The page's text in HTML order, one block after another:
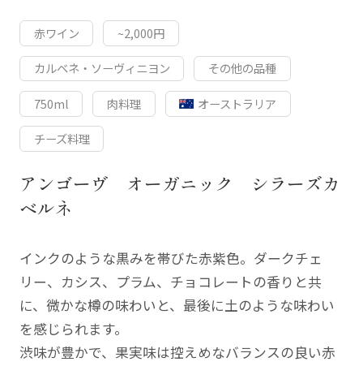
赤ワイン ~2,000円
カルベネ・ソーヴィニヨン その他の品種
750ml 肉料理 オーストラリア
チーズ料理
アンゴーヴ オーガニック シラーズカ
ベルネ
インクのような黒みを帯びた赤紫色。ダークチェ
リー、カシス、プラム、チョコレートの香りと共
に、微かな樽の味わいと、最後に土のような味わい
を感じられます。
渋味が豊かで、果実味は控えめなバランスの良い赤